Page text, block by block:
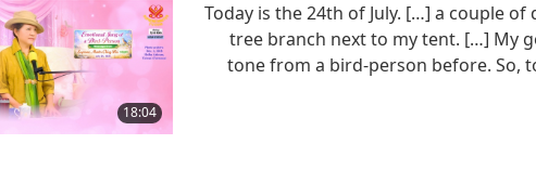
18:04
Today is the 24th of July. […] a couple
tree branch next to my tent. […] My
tone from a bird-person before. So,
because he saw… He was so
see